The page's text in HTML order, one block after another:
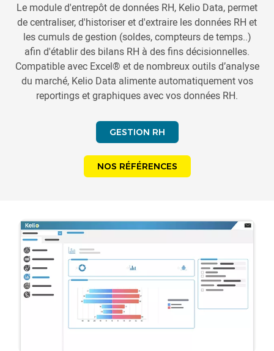
Le module d'entrepôt de données RH, Kelio Data, permet
de centraliser, d'historiser et d'extraire les données RH et
les cumuls de gestion (soldes, compteurs de temps..)
afin d'établir des bilans RH à des fins décisionnelles.
Compatible avec Excel® et de nombreux outils d’analyse
du marché, Kelio Data alimente automatiquement vos
reportings et graphiques avec vos données RH.
GESTION RH
NOS RÉFÉRENCES